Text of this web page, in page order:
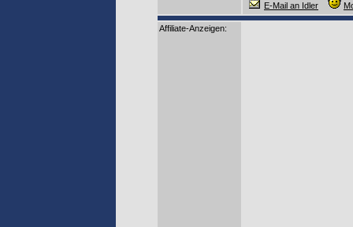
E-Mail an Idler
Affiliate-Anzeigen: